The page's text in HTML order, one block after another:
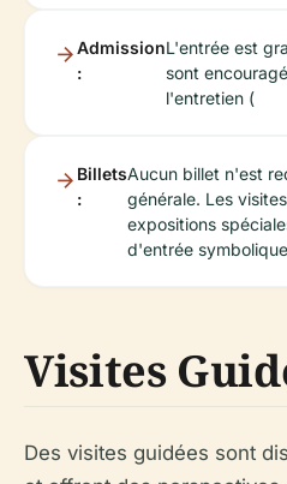
Admission
:
L'entrée est
sont
l'entretien (
Billets
:
Aucun billet n'est
générale. Les
expositions
d'entrée
Visites
Des visites guidées sont